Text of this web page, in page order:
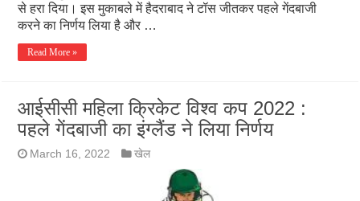
से हरा दिया। इस मुकाबले में हैदराबाद ने टॉस जीतकर पहले गेंदबाजी
करने का निर्णय लिया है और …
Read More »
आईसीसी महिला क्रिकेट विश्व कप 2022 :
पहले गेंदबाजी का इंग्लैंड ने लिया निर्णय
March 16, 2022 खेल